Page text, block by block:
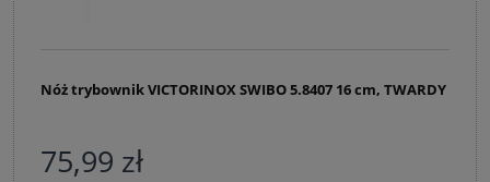
Nóż trybownik VICTORINOX SWIBO 5.8407 16 cm, TWARDY
75,99 zł